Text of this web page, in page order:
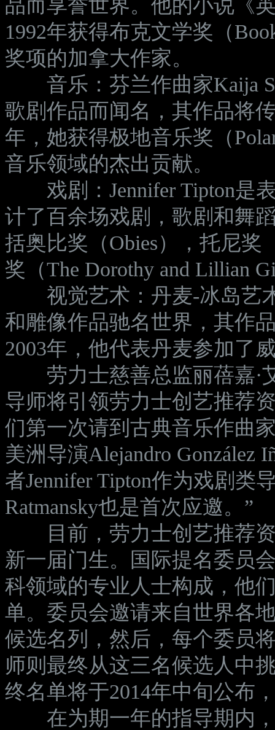
品而享誉世界。他的小说《
1992年获得布克文学奖（
奖项的加拿大作家。
音乐：芬兰作曲家Kaija
歌剧作品而闻名，其作品将
年，她获得极地音乐奖（
音乐领域的杰出贡献。
戏剧：Jennifer Tipton是
计了百余场戏剧，歌剧和舞
括奥比奖（Obies），托尼奖
奖（The Dorothy and Lillian
视觉艺术：丹麦-冰岛艺术
和雕像作品驰名世界，其作
2003年，他代表丹麦参加了
劳力士慈善总监丽蓓嘉·艾
导师将引领劳力士创艺推荐
们第一次请到古典音乐作曲
美洲导演Alejandro González
者Jennifer Tipton作为戏剧类
Ratmansky也是首次应邀。”
目前，劳力士创艺推荐资
新一届门生。国际提名委员
科领域的专业人士构成，他
单。委员会邀请来自世界各
候选名列，然后，每个委员
师则最终从这三名候选人中
终名单将于2014年中旬公布
在为期一年的指导期内，